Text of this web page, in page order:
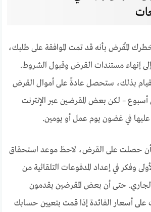
المُقرض بأنه قد تمت الموافقة على طلبك،
إنهاء مستندات القرض وقبول الشروط.
بذلك، ستحصل عادةً على أموال القرض
– لكن بعض المقرضين عبر الإنترنت
في غضون يوم عمل أو يومين.
أن حصلت على القرض، لاحظ موعد استحقاق
وفكر في إعداد المدفوعات التلقائية من
حتى أن بعض المقرضين يقدمون
أسعار الفائدة إذا قمت بتعيين حسابك